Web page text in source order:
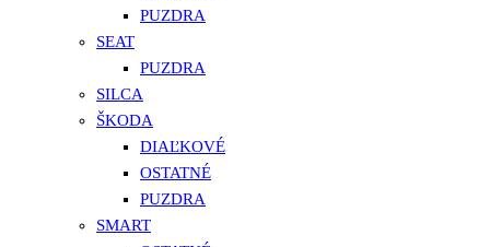
PUZDRA
SEAT
PUZDRA
SILCA
ŠKODA
DIAĽKOVÉ
OSTATNÉ
PUZDRA
SMART